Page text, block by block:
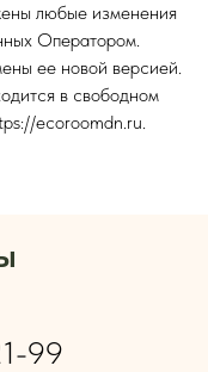
любые изменения
Оператором.
ее новой версией.
в свободном
ecoroomdn.ru.
99